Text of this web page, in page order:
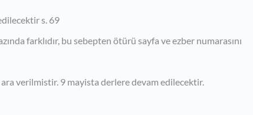
s. 69
farklıdır, bu sebepten ötürü sayfa ve ezber numarasını
verilmistir. 9 mayista derlere devam edilecektir.